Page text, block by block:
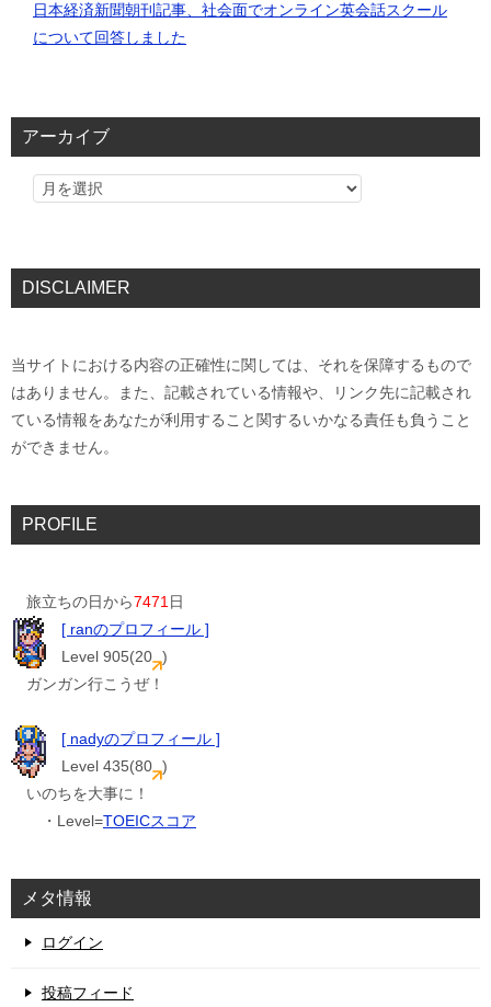
日本経済新聞朝刊記事、社会面でオンライン英会話スクール
について回答しました
アーカイブ
DISCLAIMER
当サイトにおける内容の正確性に関しては、それを保障するもので
はありません。また、記載されている情報や、リンク先に記載され
ている情報をあなたが利用すること関するいかなる責任も負うこと
ができません。
PROFILE
旅立ちの日から7471日
[ ranのプロフィール ]
Level 905(20 )
ガンガン行こうぜ！
[ nadyのプロフィール ]
Level 435(80 )
いのちを大事に！
・Level=TOEICスコア
メタ情報
ログイン
投稿フィード